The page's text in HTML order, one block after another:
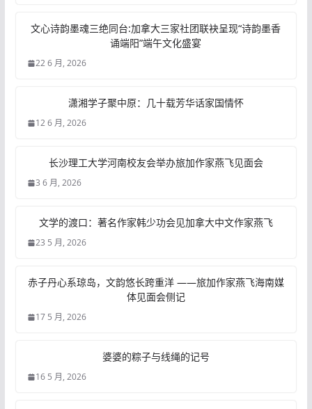
文心诗韵墨魂三绝同台:加拿大三家社团联袂呈现“诗韵墨香
诵端阳”端午文化盛宴
22 6 月, 2026
潇湘学子聚中原：几十载芳华话家国情怀
12 6 月, 2026
长沙理工大学河南校友会举办旅加作家燕飞见面会
3 6 月, 2026
文学的渡口：著名作家韩少功会见加拿大中文作家燕飞
23 5 月, 2026
赤子丹心系琼岛，文韵悠长跨重洋 ——旅加作家燕飞海南媒
体见面会侧记
17 5 月, 2026
婆婆的粽子与线绳的记号
16 5 月, 2026